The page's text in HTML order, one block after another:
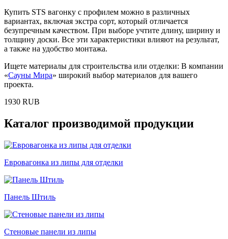
Купить STS вагонку с профилем можно в различных
вариантах, включая экстра сорт, который отличается
безупречным качеством. При выборе учтите длину, ширину и
толщину доски. Все эти характеристики влияют на результат,
а также на удобство монтажа.
Ищете материалы для строительства или отделки: В компании
«Сауны Мира» широкий выбор материалов для вашего
проекта.
1930 RUB
Каталог производимой продукции
Евровагонка из липы для отделки
Панель Штиль
Стеновые панели из липы